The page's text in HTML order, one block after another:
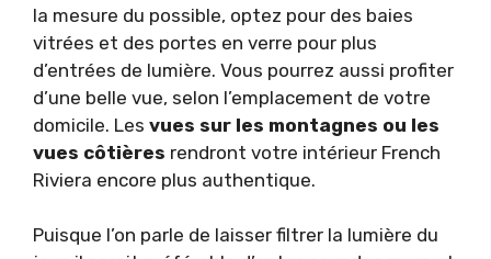
la mesure du possible, optez pour des baies
vitrées et des portes en verre pour plus
d’entrées de lumière. Vous pourrez aussi profiter
d’une belle vue, selon l’emplacement de votre
domicile. Les vues sur les montagnes ou les
vues côtières rendront votre intérieur French
Riviera encore plus authentique.
Puisque l’on parle de laisser filtrer la lumière du